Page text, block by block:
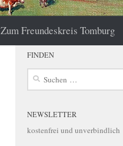
Zum Freundeskreis Tomburg
FINDEN
Suchen
NEWSLETTER
kostenfrei und unverbindlich